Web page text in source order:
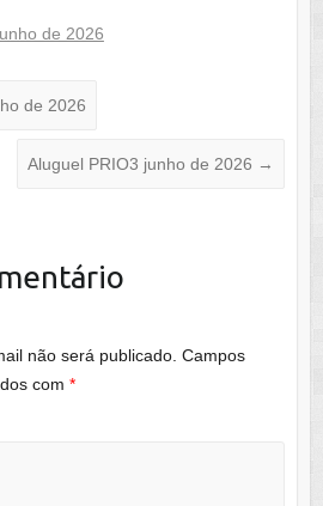
de 2026
de 2026
Aluguel PRIO3 junho de 2026 →
não será publicado. Campos
com *